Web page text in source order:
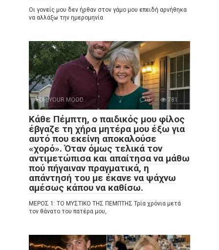
Οι γονείς μου δεν ήρθαν στον γάμο μου επειδή αρνήθηκα
να αλλάξω την ημερομηνία
FOR YOUR MOOD 0 781
Κάθε Πέμπτη, ο παιδικός μου φίλος
έβγαζε τη χήρα μητέρα μου έξω για
αυτό που εκείνη αποκαλούσε
«χορό». Όταν όμως τελικά τον
αντιμετώπισα και απαίτησα να μάθω
πού πήγαιναν πραγματικά, η
απάντησή του με έκανε να ψάχνω
αμέσως κάπου να καθίσω.
ΜΕΡΟΣ 1: ΤΟ ΜΥΣΤΙΚΟ ΤΗΣ ΠΕΜΠΤΗΣ Τρία χρόνια μετά
τον θάνατο του πατέρα μου,